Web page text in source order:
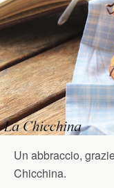
Un abbraccio,
Chicchina.